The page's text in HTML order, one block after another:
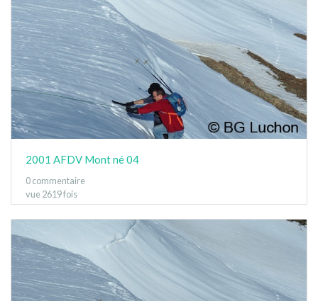
2001 AFDV Mont né 04
0 commentaire
vue 2619 fois